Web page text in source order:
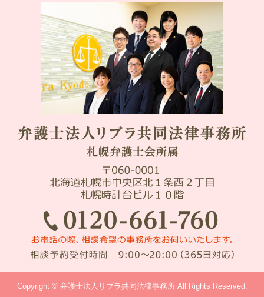
Copyright © 弁護士法人リブラ共同法律事務所 All Rights Reserved.